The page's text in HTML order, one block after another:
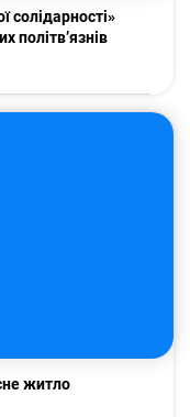
солідарності»
політв’язнів
житло